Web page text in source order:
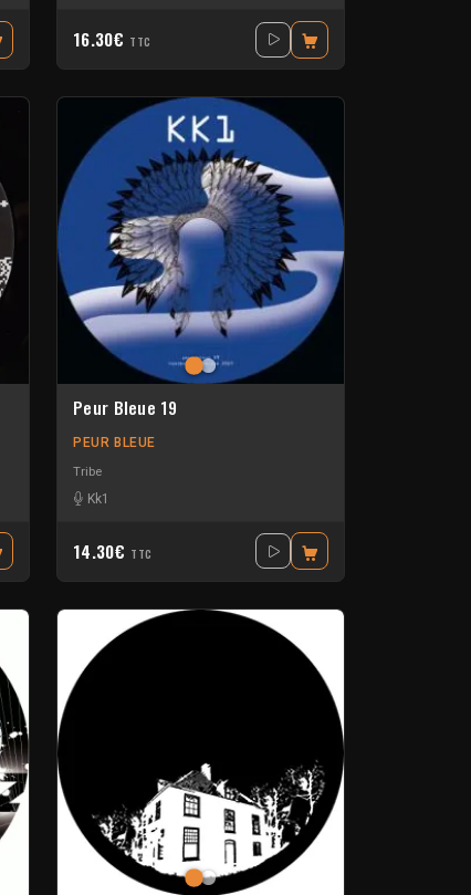
16.30€ TTC
Peur Bleue 19
PEUR BLEUE
Tribe
Kk1
14.30€ TTC